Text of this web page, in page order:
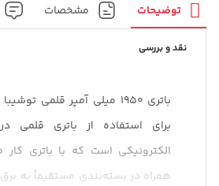
توضیحات مشخصات
نقد و بررسی
باتری 1950 میلی آمپر قلمی
برای استفاده از باتری قلمی
الکترونیکی است که با باتری کار
همراه در بسته‌بندی مستقیماً به